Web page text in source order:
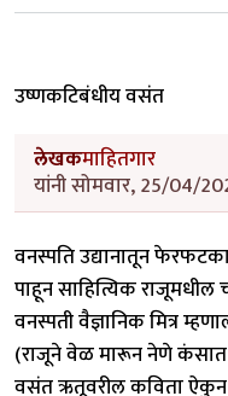
उष्णकटिबंधीय वसंत
लेखकमाहितगार
यांनी सोमवार, 25/04/
वनस्पति उद्यानातून
पाहून साहित्यिक
वनस्पती वैज्ञानिक मित्र
(राजूने वेळ मारून नेणे कंसात
वसंत ऋतूवरील कविता ऐकुन